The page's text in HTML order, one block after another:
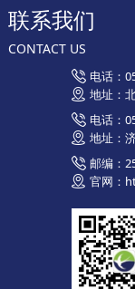
联系我们
CONTACT US
电话：
地址：
电话：
地址：
邮编：
官网：